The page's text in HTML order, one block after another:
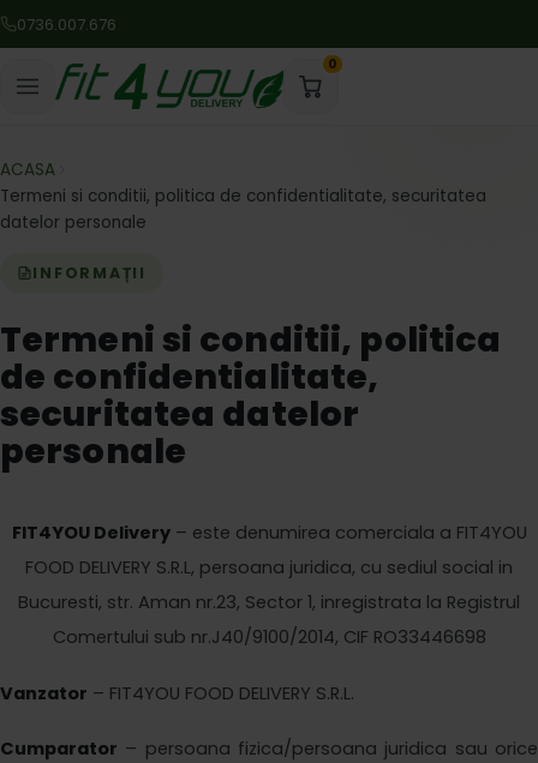
0736.007.676
0
ACASA
Termeni si conditii, politica de confidentialitate, securitatea
datelor personale
INFORMAȚII
Termeni si conditii, politica
de confidentialitate,
securitatea datelor
personale
FIT4YOU Delivery– este denumirea comerciala a FIT4YOU
FOOD DELIVERY S.R.L, persoana juridica, cu sediul social in
Bucuresti, str. Aman nr.23, Sector 1, inregistrata la Registrul
Comertului sub nr.J40/9100/2014, CIFRO33446698
Vanzator – FIT4YOU FOOD DELIVERY S.R.L.
Cumparator – persoana fizica/persoana juridica sau orice